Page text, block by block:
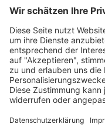
Blätterkatalog
Unternehmen
AGB
Messe
Aesculap